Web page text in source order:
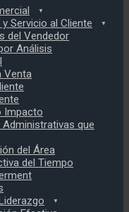
Servicio al Cliente
del Vendedor
Análisis
Venta
Impacto
que
del Área
del Tiempo